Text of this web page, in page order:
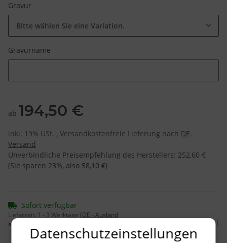
Gravur
Bitte wählen Sie eine Variation.
Gravurname
ab 194,50 €
inkl. 19% USt. , Versandkostenfreie Lieferung nach DE.
Versand
Unverbindliche Preisempfehlung des Herstellers: 252,60 €
(Sie sparen 23%, also 58,10 €)
Sofort verfügbar
Lieferzeit: 1 - 3 Werktage (DE - Ausland
abweichend)
Frage zum Artikel
Datenschutzeinstellungen